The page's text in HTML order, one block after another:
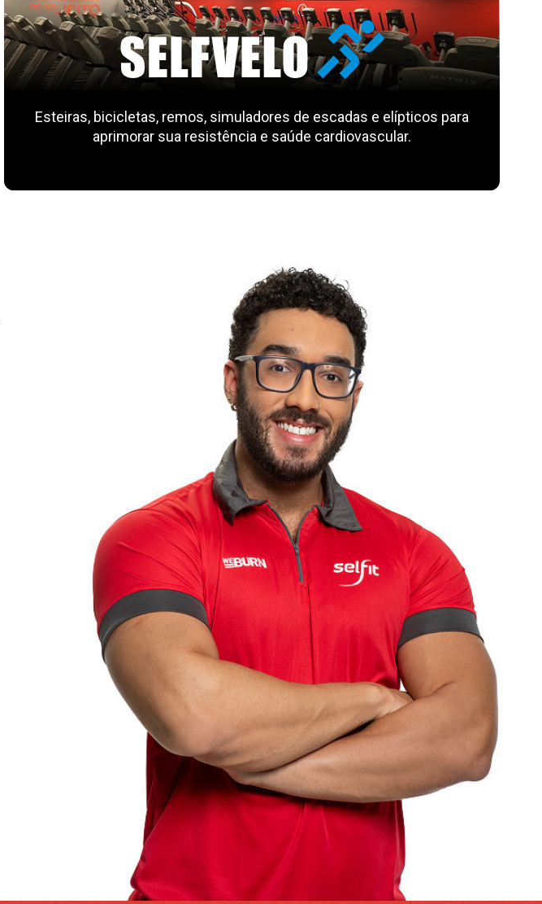
Esteiras, bicicletas, remos, simuladores de escadas e elípticos para
aprimorar sua resistência e saúde cardiovascular.